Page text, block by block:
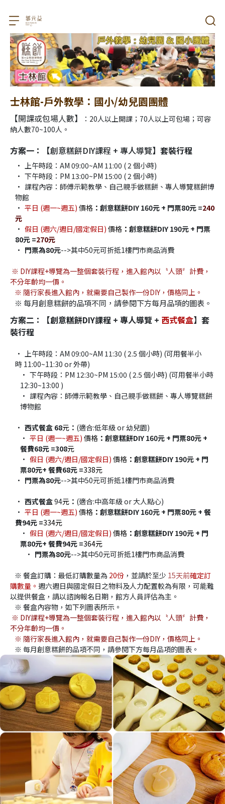
士林館-戶外教學：國小/幼兒園團體
【開課或包場人數】
：20人以上開課；70人以上可包場；可容
納人數70~100人。
方案一：【創意糕餅DIY課程 + 專人導覽】套裝行程
上午時段：AM 09:00~AM 11:00 ( 2 個小時)
下午時段：PM 13:00~PM 15:00 ( 2 個小時)
課程內容：師傅示範教學、自己親手做糕餅、專人導覽糕餅博
物館
平日 (週一~週五) 價格 ： 創意糕餅DIY 160元 + 門票80元 =240
元
假日 (週六/週日/國定假日) 價格 ： 創意糕餅DIY 190元 + 門票
80元 =270元
門票為80元-->其中50元可折抵1樓門市商品消費
※ DIY課程+導覽為一整個套裝行程，進入館內以〝人頭〞計費，
不分年齡均一價。
   ※ 隨行家長進入館內，就需要自己製作一份DIY，價格同上。
   ※ 每月創意糕餅的品項不同，請參閱下方每月品項的圖表。
方案二：【創意糕餅DIY課程 + 專人導覽 + 西式餐盒​】套
裝行程
上午時段：AM 09:00~AM 11:30 ( 2.5 個小時) (可用餐半小
時 11:00~11:30 or 外帶)
下午時段：PM 12:30~PM 15:00 ( 2.5 個小時) (可用餐半小時
12:30~13:00 )
課程內容：師傅示範教學、自己親手做糕餅、專人導覽糕餅
博物館
西式餐盒 68元 ： (適合:低年級 or 幼兒園)​
平日 (週一~週五) 價格 ： 創意糕餅DIY 160元 + 門票80元 +
餐費68元 =308元
假日 (週六/週日/國定假日) 價格 ： 創意糕餅DIY 190元 + 門
票80元+ 餐費68元 =338元
門票為80元-->其中50元可折抵1樓門市商品消費
西式餐盒 94元 ： (適合:中高年級 or 大人點心)
平日 (週一~週五) 價格 ： 創意糕餅DIY 160元 + 門票80元 + 餐
費94元 =334元
假日 (週六/週日/國定假日) 價格 ： 創意糕餅DIY 190元 + 門
票80元+ 餐費94元 =364元
門票為80元-->其中50元可折抵1樓門市商品消費
   ※ 餐盒訂購：最低訂購數量為
20份 ，並請於至少 15天前確定訂
購數量。 週六週日與國定假日之物料及人力配置較為有限，可能難
以提供餐盒，請以諮詢報名日期，館方人員評估為主。
   ※ 餐盒內容物，如下列圖表所示。
※ DIY課程+導覽為一整個套裝行程，進入館內以〝人頭〞計費，
不分年齡均一價。
   ※ 隨行家長進入館內，就需要自己製作一份DIY，價格同上。
   ※ 每月創意糕餅的品項不同，請參閱下方每月品項的圖表。